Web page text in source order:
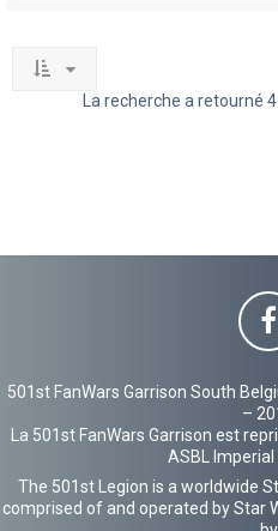
La recherche a retourné
501st FanWars Garrison South
–
La 501st FanWars Garrison est
ASBL
The 501st Legion is a worldwide
comprised of and operated by Star